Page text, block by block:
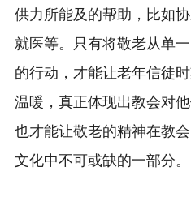
供力所能及的帮助，比如
就医等。只有将敬老从单
的行动，才能让老年信徒
温暖，真正体现出教会对
也才能让敬老的精神在教
文化中不可或缺的一部分。